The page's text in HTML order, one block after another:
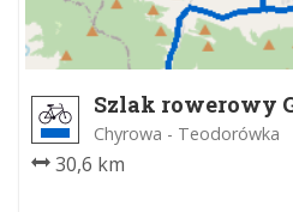
Szlak rowerowy
Chyrowa - Teodorówka
30,6 km